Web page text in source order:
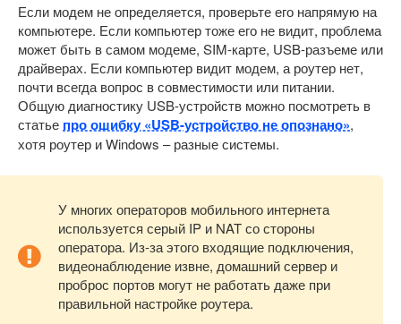
Если модем не определяется, проверьте его напрямую на
компьютере. Если компьютер тоже его не видит, проблема
может быть в самом модеме, SIM-карте, USB-разъеме или
драйверах. Если компьютер видит модем, а роутер нет,
почти всегда вопрос в совместимости или питании.
Общую диагностику USB-устройств можно посмотреть в
статье про ошибку «USB-устройство не опознано»,
хотя роутер и Windows – разные системы.
У многих операторов мобильного интернета
используется серый IP и NAT со стороны
оператора. Из-за этого входящие подключения,
видеонаблюдение извне, домашний сервер и
проброс портов могут не работать даже при
правильной настройке роутера.